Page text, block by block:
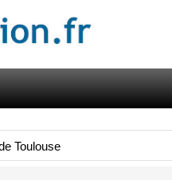
Toulouse